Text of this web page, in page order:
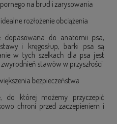
na brud i zarysowania
rozłożenie obciążenia
dopasowana do anatomii psa,
i kręgosłup, barki psa są
w tych szelkach dla psa jest
stawów w przyszłości
bezpieczeństwa
do której możemy przyczepić
chroni przed zaczepieniem i